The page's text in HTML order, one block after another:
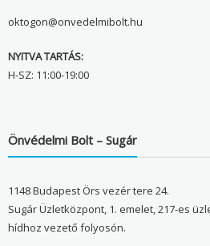
oktogon@onvedelmibolt.hu
NYITVA TARTÁS:
H-SZ: 11:00-19:00
Önvédelmi Bolt – Sugár
1148 Budapest Örs vezér tere 24.
Sugár Üzletközpont, 1. emelet, 217-es
hídhoz vezető folyosón.